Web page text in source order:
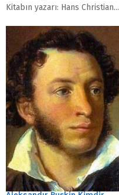
Kitabın yazarı: Hans Christian...